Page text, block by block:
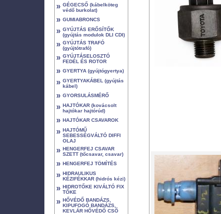
» GÉGECSŐ (kábelköteg
védő burkolat)
» GUMIABRONCS
» GYÚJTÁS ERŐSÍTŐK
(gyújtás modulok DLI CDI)
» GYÚJTÁS TRAFÓ
(gyújtótrafó)
» GYÚJTÁSELOSZTÓ
FEDÉL ÉS ROTOR
» GYERTYA (gyújtógyertya)
» GYERTYAKÁBEL (gyújtás
kábel)
» GYORSULÁSMÉRŐ
» HAJTÓKAR (kovácsolt
hajtókar hajtórúd)
» HAJTÓKAR CSAVAROK
» HAJTÓMŰ
SEBESSÉGVÁLTÓ DIFFI
OLAJ
» HENGERFEJ CSAVAR
SZETT (tőcsavar, csavar)
» HENGERFEJ TÖMÍTÉS
» HIDRAULIKUS
KÉZIFÉKKAR (hidrós kézi)
» HIDROTŐKE KIVÁLTÓ FIX
TŐKE
» HŐVÉDŐ BANDÁZS,
KIPUFOGÓ BANDÁZS,
KEVLÁR HŐVÉDŐ CSŐ